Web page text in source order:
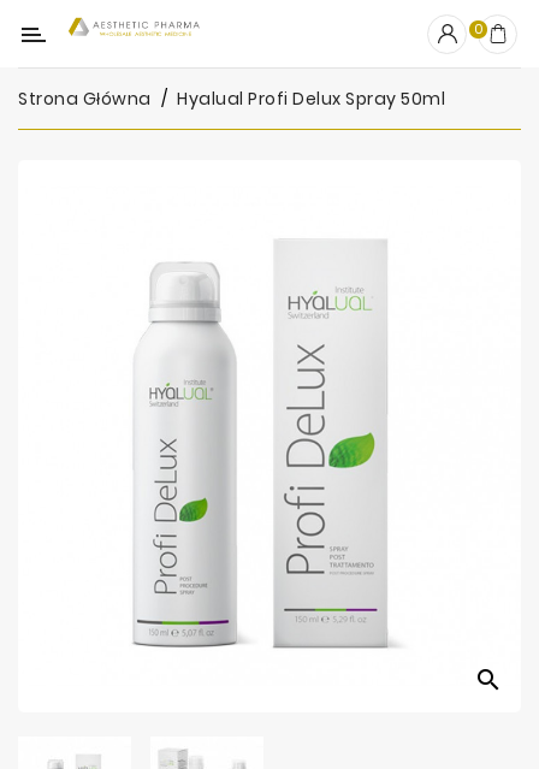
Kategoria
OUTLET
0
Strona Główna Hyalual Profi Delux Spray 50ml
search